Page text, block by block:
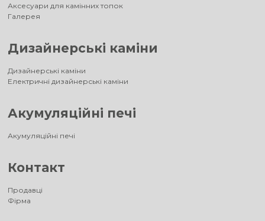
Аксесуари для камінних топок
Галерея
Дизайнерські каміни
Дизайнерські каміни
Електричні дизайнерські каміни
Акумуляційні печі
Акумуляційні печі
Контакт
Продавці
Фірма